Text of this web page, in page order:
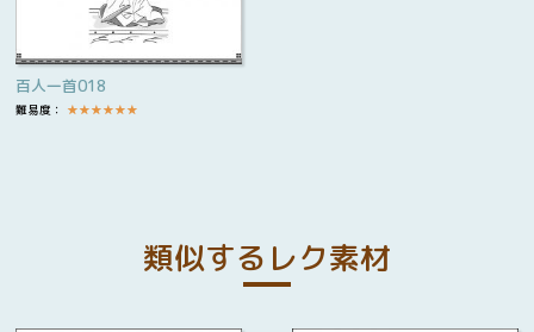
百人一首018
難易度： ★★★★★★
類似するレク素材